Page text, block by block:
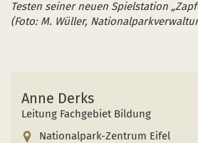
Testen seiner neuen Spielstation
(Foto: M. Wüller,
Anne Derks
Leitung Fachgebiet Bildung
Nationalpark-Zentrum Eifel